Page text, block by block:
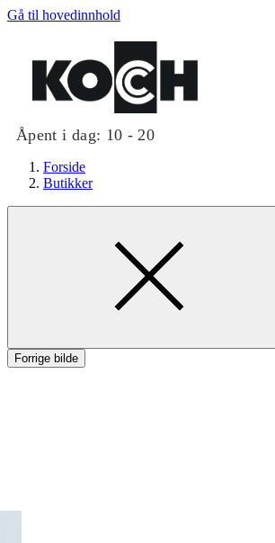
Gå til hovedinnhold
Åpent i dag: 10 - 20
Mat og drikke
Aktiviteter
Forside
Butikker
Forrige bilde